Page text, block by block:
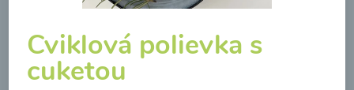
00:10
Cviklová polievka s
cuketou